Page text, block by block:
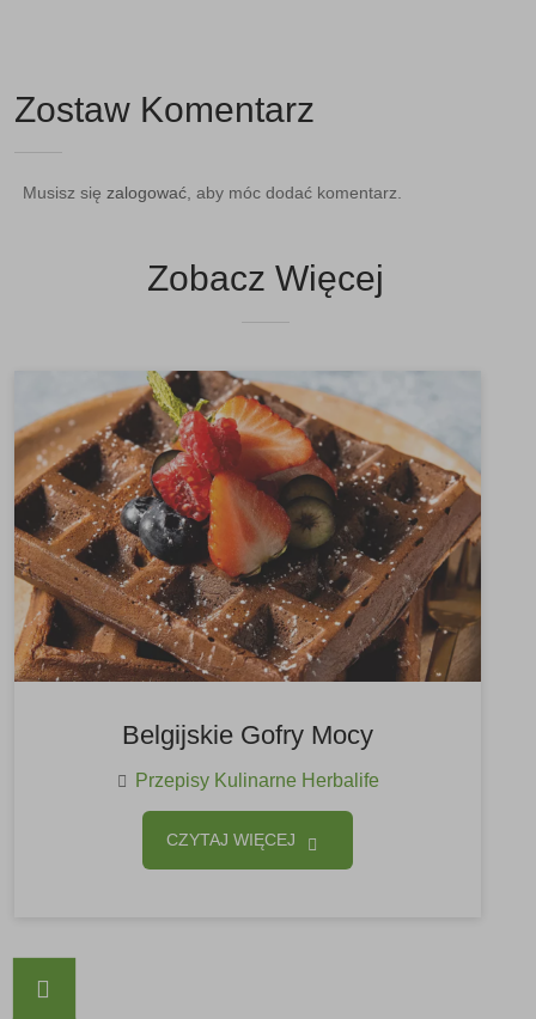
Zostaw Komentarz
Musisz się zalogować, aby móc dodać komentarz.
Zobacz Więcej
Belgijskie Gofry Mocy
Przepisy Kulinarne Herbalife
CZYTAJ WIĘCEJ